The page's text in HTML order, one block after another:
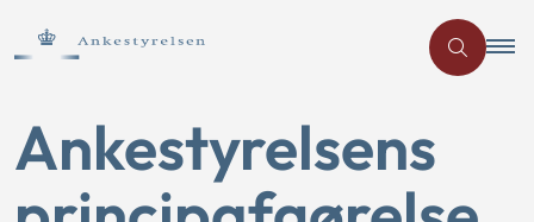
Ankestyrelsens